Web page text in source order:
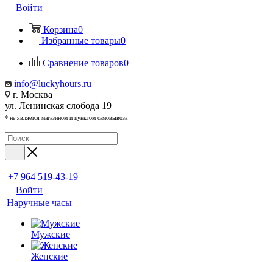
Войти
Корзина0
Избранные товары0
Сравнение товаров0
info@luckyhours.ru
г. Москва
ул. Ленинская слобода 19
* не является магазином и пунктом самовывоза
+7 964 519-43-19
Войти
Наручные часы
Мужские
Женские